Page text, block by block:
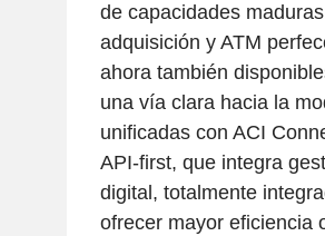
de capacidades
adquisición y ATM
ahora también
una vía clara hacia la
unificadas con ACI
API-first, que integra
digital, totalmente
ofrecer mayor eficiencia